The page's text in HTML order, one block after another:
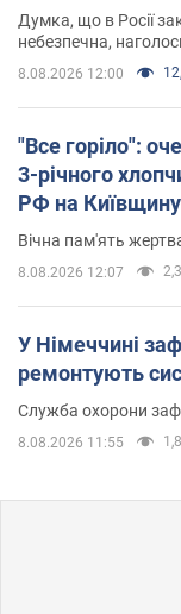
Думка, що в Росії
небезпечна,
8.08.2026 12:00
"Все горіло":
3-річного
РФ на
Вічна пам'ять
8.08.2026 12:07
У Німеччині
ремонтують
Служба охорони
8.08.2026 11:55